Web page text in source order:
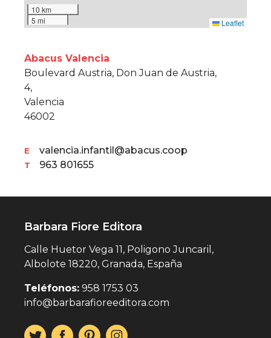
10 km
5 mi
Leaflet
Abacus Valencia
Boulevard Austria, Don Juan de Austria,
4,
Valencia
46002
E valencia.infantil@abacus.coop
T 963 801655
Barbara Fiore Editora
Calle Huetor Vega 11, Poligono Juncaril,
Albolote 18220, Granada, España
Teléfonos: 958 1753 03
info@barbarafioreeditora.com